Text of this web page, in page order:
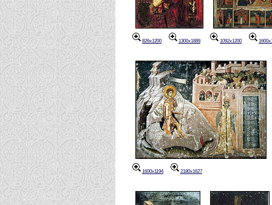
826x1200 1300x1889 1092x1200
1600x1194 2180x1627